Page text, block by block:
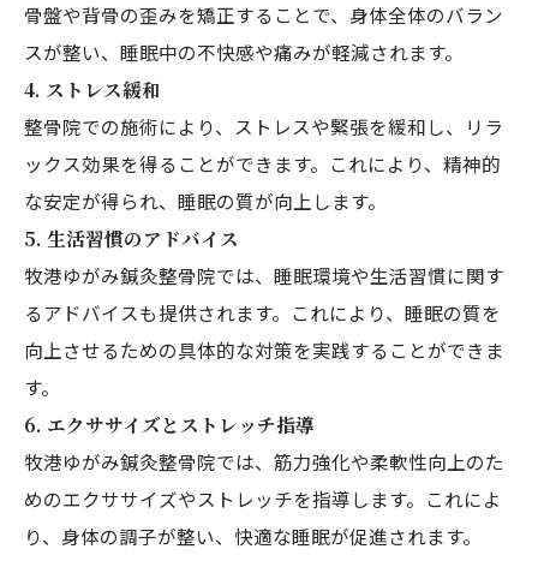
骨盤や背骨の歪みを矯正することで、身体全体のバラン
スが整い、睡眠中の不快感や痛みが軽減されます。
4. ストレス緩和
整骨院での施術により、ストレスや緊張を緩和し、リラ
ックス効果を得ることができます。これにより、精神的
な安定が得られ、睡眠の質が向上します。
5. 生活習慣のアドバイス
牧港ゆがみ鍼灸整骨院では、睡眠環境や生活習慣に関す
るアドバイスも提供されます。これにより、睡眠の質を
向上させるための具体的な対策を実践することができま
す。
6. エクササイズとストレッチ指導
牧港ゆがみ鍼灸整骨院では、筋力強化や柔軟性向上のた
めのエクササイズやストレッチを指導します。これによ
り、身体の調子が整い、快適な睡眠が促進されます。